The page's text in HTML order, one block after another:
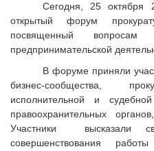
Сегодня, 25 октября
открытый форум
посвященный
предпринимательской
В форуме приняли
бизнес-сообщества,
исполнительной и
правоохранительных
Участники высказали
совершенствования